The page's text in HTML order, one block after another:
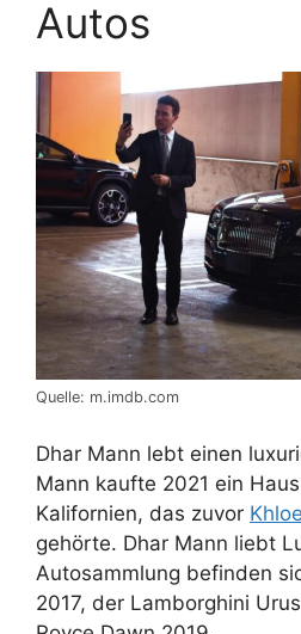
Autos
Quelle: m.imdb.com
Dhar Mann lebt einen
Mann kaufte 2021 ein
Kalifornien, das zuvor
gehörte. Dhar Mann liebt
Autosammlung befinden
2017, der Lamborghini